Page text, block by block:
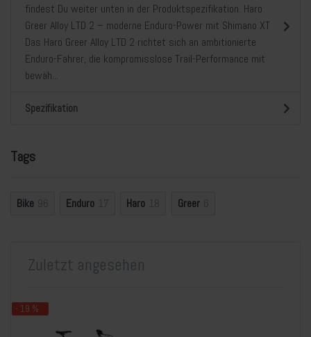
findest Du weiter unten in der Produktspezifikation. Haro
Greer Alloy LTD 2 – moderne Enduro-Power mit Shimano XT
Das Haro Greer Alloy LTD 2 richtet sich an ambitionierte
Enduro-Fahrer, die kompromisslose Trail-Performance mit
bewäh...
Spezifikation
Tags
Bike 96 Enduro 17 Haro 18 Greer 6
Zuletzt angesehen
- 19 %